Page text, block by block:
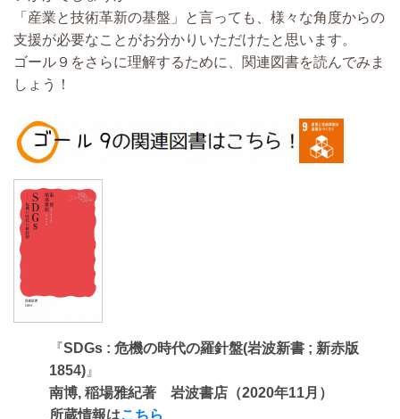
「産業と技術革新の基盤」と言っても、様々な角度からの
支援が必要なことがお分かりいただけたと思います。
ゴール９をさらに理解するために、関連図書を読んでみま
しょう！
『SDGs : 危機の時代の羅針盤(岩波新書 ; 新赤版
1854) 』
南博, 稲場雅紀著
岩波書店（2020年11月）
所蔵情報はこちら